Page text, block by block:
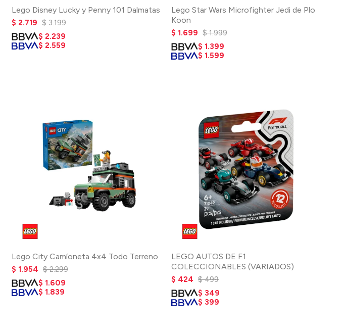
Lego Disney Lucky y Penny 101 Dalmatas
$ 2.719 $ 3.199
$ 2.239
$ 2.559
Lego Star Wars Microfighter Jedi de Plo
Koon
$ 1.699 $ 1.999
$ 1.399
$ 1.599
Lego City Camíoneta 4x4 Todo Terreno
$ 1.954 $ 2.299
$ 1.609
$ 1.839
LEGO AUTOS DE F1
COLECCIONABLES (VARIADOS)
$ 424 $ 499
$ 349
$ 399